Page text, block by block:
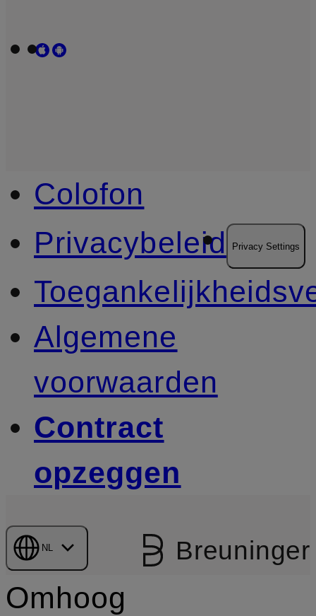
Colofon
Privacybeleid
Privacy Settings
Algemene
voorwaarden
Contract
opzeggen
NL Breuninger
Omhoog